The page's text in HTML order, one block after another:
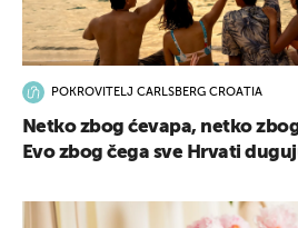
POKROVITELJ CARLSBERG CROATIA
Netko zbog ćevapa, netko
Evo zbog čega sve Hrvati